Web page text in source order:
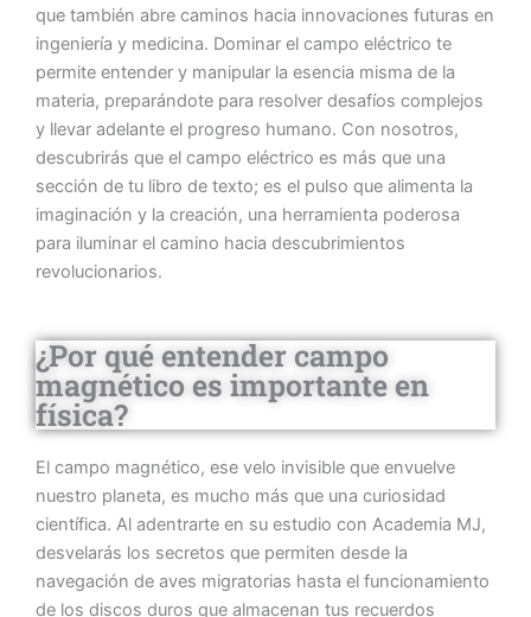
que también abre caminos hacia innovaciones futuras en
ingeniería y medicina. Dominar el campo eléctrico te
permite entender y manipular la esencia misma de la
materia, preparándote para resolver desafíos complejos
y llevar adelante el progreso humano. Con nosotros,
descubrirás que el campo eléctrico es más que una
sección de tu libro de texto; es el pulso que alimenta la
imaginación y la creación, una herramienta poderosa
para iluminar el camino hacia descubrimientos
revolucionarios.
¿Por qué entender campo
magnético es importante en
física?
El campo magnético, ese velo invisible que envuelve
nuestro planeta, es mucho más que una curiosidad
científica. Al adentrarte en su estudio con Academia MJ,
desvelarás los secretos que permiten desde la
navegación de aves migratorias hasta el funcionamiento
de los discos duros que almacenan tus recuerdos